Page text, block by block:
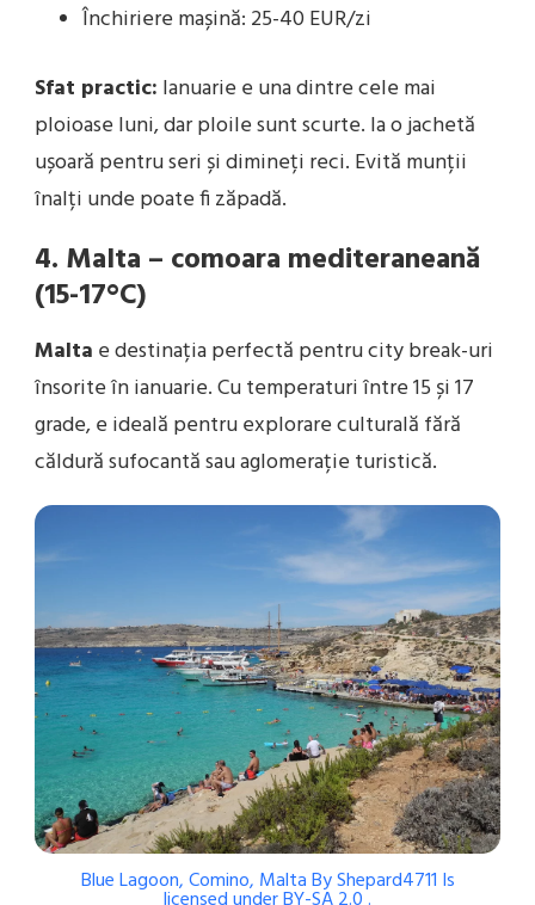
Închiriere mașină: 25-40 EUR/zi
Sfat practic: Ianuarie e una dintre cele mai
ploioase luni, dar ploile sunt scurte. Ia o jachetă
ușoară pentru seri și dimineți reci. Evită munții
înalți unde poate fi zăpadă.
4. Malta – comoara mediteraneană
(15-17°C)
Malta e destinația perfectă pentru city break-uri
însorite în ianuarie. Cu temperaturi între 15 și 17
grade, e ideală pentru explorare culturală fără
căldură sufocantă sau aglomerație turistică.
Blue Lagoon, Comino, MaltaByShepard4711 Is